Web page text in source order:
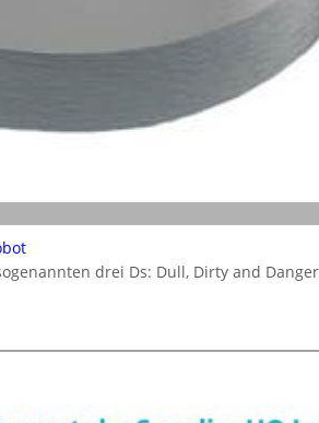
drei Ds: Dull, Dirty and